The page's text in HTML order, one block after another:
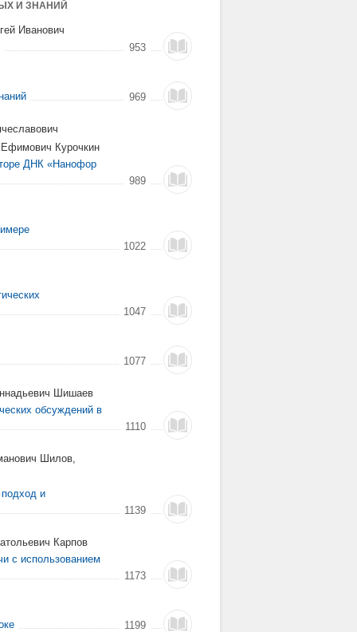
И ЗНАНИЙ
Иванович
953
969
Курочкин
ДНК «Нанофор
989
1022
1047
1077
Шишаев
обсуждений в
1110
Шилов,
и
1139
Карпов
с использованием
1173
1199